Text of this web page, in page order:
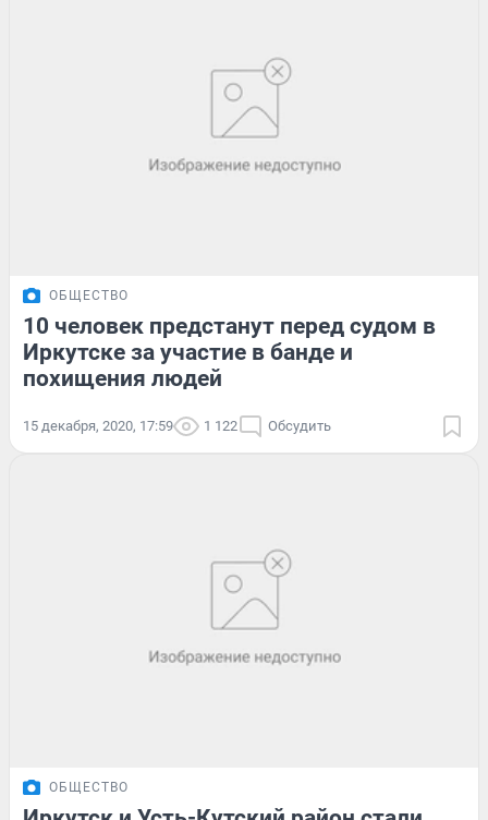
ОБЩЕСТВО
10 человек предстанут перед судом в
Иркутске за участие в банде и
похищения людей
15 декабря, 2020, 17:59 1 122 Обсудить
ОБЩЕСТВО